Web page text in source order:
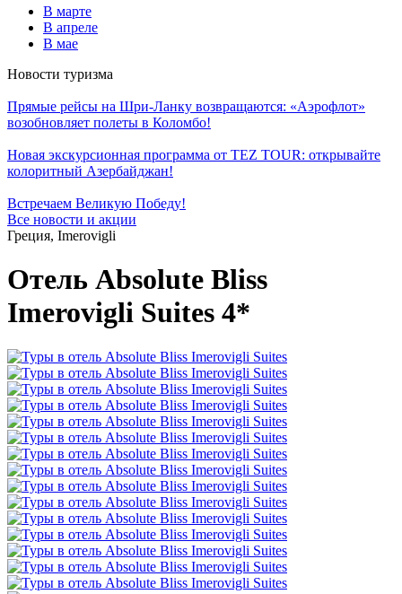
В марте
В апреле
В мае
Новости туризма
Прямые рейсы на Шри-Ланку возвращаются: «Аэрофлот»
возобновляет полеты в Коломбо!
Новая экскурсионная программа от TEZ TOUR: открывайте
колоритный Азербайджан!
Встречаем Великую Победу!
Все новости и акции
Греция, Imerovigli
Отель Absolute Bliss
Imerovigli Suites 4*